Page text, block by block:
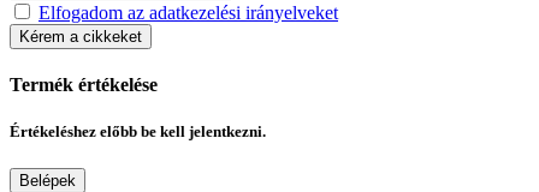
Elfogadom az adatkezelési irányelveket
Kérem a cikkeket
Termék értékelése
Értékeléshez előbb be kell jelentkezni.
Belépek